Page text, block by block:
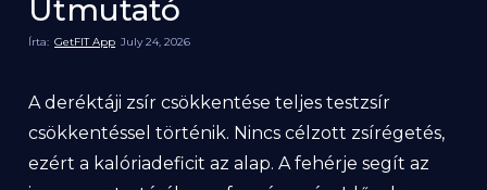
Útmutató
Írta: GetFIT App July 24, 2026
A deréktáji zsír csökkentése teljes testzsír
csökkentéssel történik. Nincs célzott zsírégetés,
ezért a kalóriadeficit az alap. A fehérje segít az